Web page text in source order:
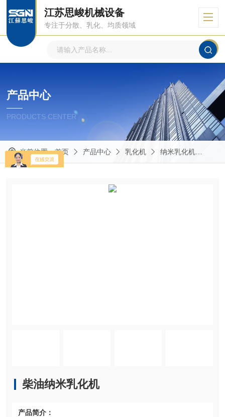
江苏思峻机械设备
专注于分散、乳化、均质领域
产品中心
PRODUCTS CENTER
当前位置：首页 产品中心 乳化机 纳米乳化机
柴油纳米乳化机
产品简介：